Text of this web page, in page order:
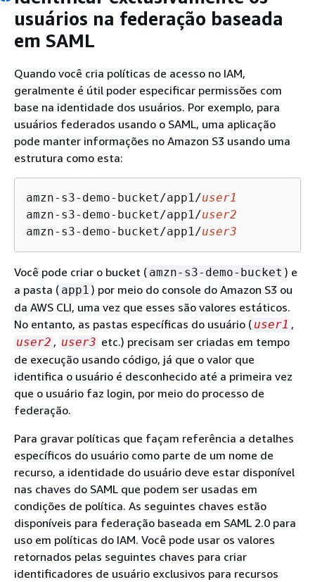
usuários na federação baseada
em SAML
Quando você cria políticas de acesso no IAM,
geralmente é útil poder especificar permissões com
base na identidade dos usuários. Por exemplo, para
usuários federados usando o SAML, uma aplicação
pode manter informações no Amazon S3 usando uma
estrutura como esta:
amzn-s3-demo-bucket/app1/user1
amzn-s3-demo-bucket/app1/user2
amzn-s3-demo-bucket/app1/user3
Você pode criar o bucket ( amzn-s3-demo-bucket ) e
a pasta ( app1 ) por meio do console do Amazon S3 ou
da AWS CLI, uma vez que esses são valores estáticos.
No entanto, as pastas específicas do usuário ( user1 ,
user2 , user3 etc.) precisam ser criadas em tempo
de execução usando código, já que o valor que
identifica o usuário é desconhecido até a primeira vez
que o usuário faz login, por meio do processo de
federação.
Para gravar políticas que façam referência a detalhes
específicos do usuário como parte de um nome de
recurso, a identidade do usuário deve estar disponível
nas chaves do SAML que podem ser usadas em
condições de política. As seguintes chaves estão
disponíveis para federação baseada em SAML 2.0 para
uso em políticas do IAM. Você pode usar os valores
retornados pelas seguintes chaves para criar
identificadores de usuário exclusivos para recursos